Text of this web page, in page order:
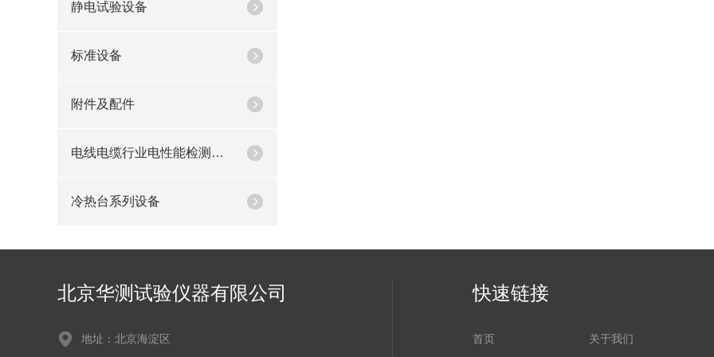
静电试验设备
标准设备
附件及配件
电线电缆行业电性能检测设备
冷热台系列设备
北京华测试验仪器有限公司
地址：北京海淀区
快速链接
首页 关于我们